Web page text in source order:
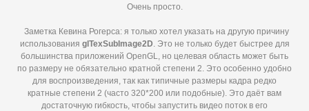
Очень просто.
Заметка Кевина Рогерса: я только хотел указать на другую причину
использования glTexSubImage2 D. Это не только будет быстрее для
большинства приложений OpenGL, но целевая область может быть
по размеру не обязательно кратной степени 2. Это особенно удобно
для воспроизведения, так как типичные размеры кадра редко
кратные степени 2 (часто 320*200 или подобные). Это даёт вам
достаточную гибкость, чтобы запустить видео поток в его